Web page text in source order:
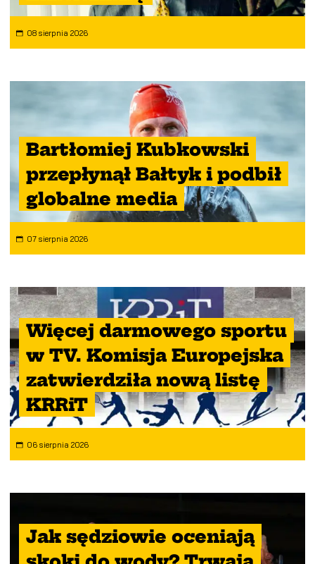
08 sierpnia 2026
Bartłomiej Kubkowski
przepłynął Bałtyk i podbił
globalne media
07 sierpnia 2026
Więcej darmowego sportu
w TV. Komisja Europejska
zatwierdziła nową listę
KRRiT
06 sierpnia 2026
Jak sędziowie oceniają